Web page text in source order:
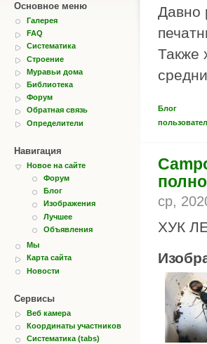
Основное меню
Галерея
FAQ
Систематика
Строение
Муравьи дома
Библиотека
Форум
Обратная связь
Определители
Навигация
Новое на сайте
Форум
Блог
Изображения
Лучшее
Объявления
Мы
Карта сайта
Новости
Сервисы
Веб камера
Координаты участников
Систематика (tabs)
Давно
Также
Блог
ср,
ХУК